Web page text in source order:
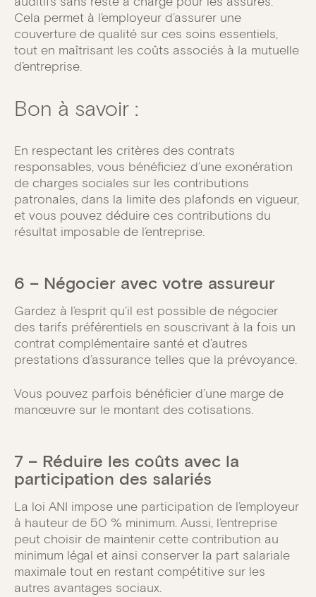
Cela permet à l’employeur d’assurer une
couverture de qualité sur ces soins essentiels,
tout en maîtrisant les coûts associés à la mutuelle
d’entreprise.
Bon à savoir :
En respectant les critères des contrats
responsables, vous bénéficiez d’une exonération
de charges sociales sur les contributions
patronales, dans la limite des plafonds en vigueur,
et vous pouvez déduire ces contributions du
résultat imposable de l’entreprise.
6 – Négocier avec votre assureur
Gardez à l’esprit qu’il est possible de négocier
des tarifs préférentiels en souscrivant à la fois un
contrat complémentaire santé et d’autres
prestations d’assurance telles que la prévoyance.
Vous pouvez parfois bénéficier d’une marge de
manœuvre sur le montant des cotisations.
7 – Réduire les coûts avec la
participation des salariés
La loi ANI impose une participation de l’employeur
à hauteur de 50 % minimum. Aussi, l’entreprise
peut choisir de maintenir cette contribution au
minimum légal et ainsi conserver la part salariale
maximale tout en restant compétitive sur les
autres avantages sociaux.